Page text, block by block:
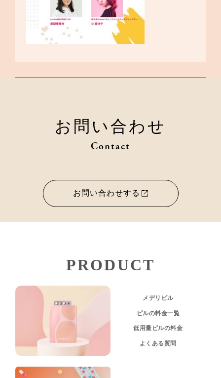
お問い合わせ
Contact
お問い合わせする
PRODUCT
メデリピル
ピルの料金一覧
低用量ピルの料金
よくある質問